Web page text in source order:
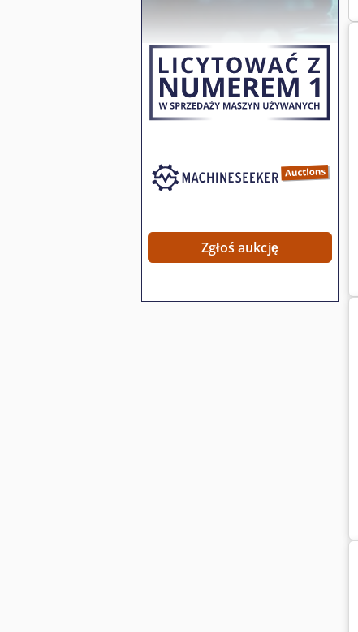
Zgłoś aukcję